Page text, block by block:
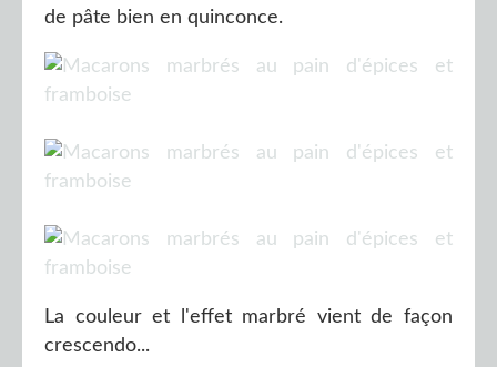
de pâte bien en quinconce.
La couleur et l'effet marbré vient de façon
crescendo...